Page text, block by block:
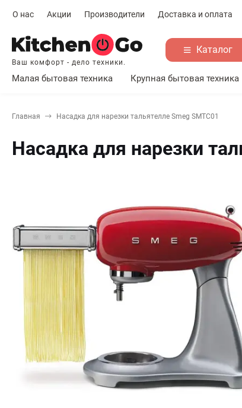
О нас Акции Производители Доставка и оплата
Ваш комфорт - дело техники.
Каталог
Малая бытовая техника Крупная бытовая техника
Главная Насадка для нарезки тальятелле Smeg SMTC01
Насадка для нарезки